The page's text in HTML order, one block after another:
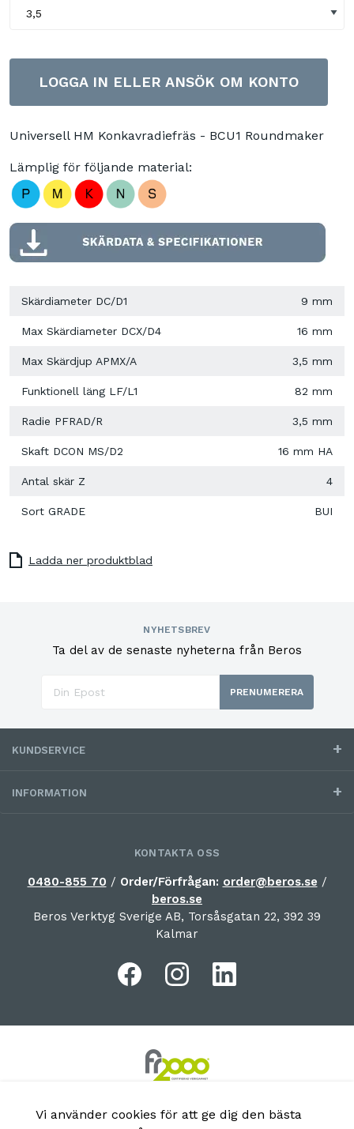
LOGGA IN ELLER ANSÖK OM KONTO
Universell HM Konkavradiefräs - BCU1 Roundmaker
Lämplig för följande material:
Skärdiameter DC/D1 9 mm
Max Skärdiameter DCX/D4 16 mm
Max Skärdjup APMX/A 3,5 mm
Funktionell läng LF/L1 82 mm
Radie PFRAD/R 3,5 mm
Skaft DCON MS/D2 16 mm HA
Antal skär Z 4
Sort GRADE BUI
Ladda ner produktblad
NYHETSBREV
Ta del av de senaste nyheterna från Beros
PRENUMERERA
KUNDSERVICE
INFORMATION
KONTAKTA OSS
0480-855 70 / Order/Förfrågan: order@beros.se /
beros.se
Beros Verktyg Sverige AB, Torsåsgatan 22, 392 39
Kalmar
Vi använder cookies för att ge dig den bästa